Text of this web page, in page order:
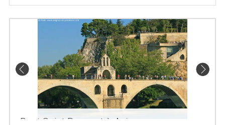
Pont Saint Benezet à Avignon